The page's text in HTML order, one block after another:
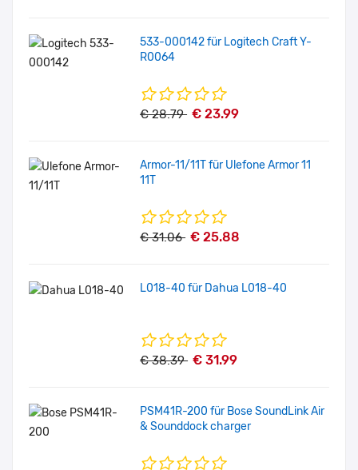
533-000142 für Logitech Craft Y-
R0064
€ 28.79 € 23.99
Armor-11/11T für Ulefone Armor 11
11T
€ 31.06 € 25.88
L018-40 für Dahua L018-40
€ 38.39 € 31.99
PSM41R-200 für Bose SoundLink Air
& Sounddock charger